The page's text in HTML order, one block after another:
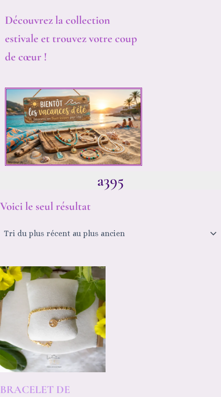
Découvrez la collection
estivale et trouvez votre coup
de cœur !
a395
Voici le seul résultat
BRACELET DE